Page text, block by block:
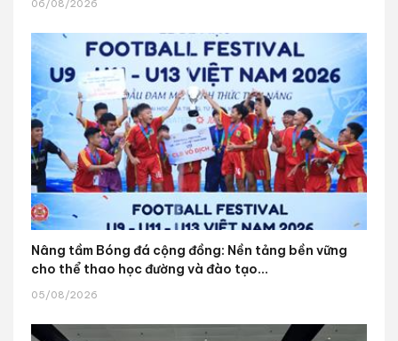
06/08/2026
Nâng tầm Bóng đá cộng đồng: Nền tảng bền vững
cho thể thao học đường và đào tạo...
05/08/2026